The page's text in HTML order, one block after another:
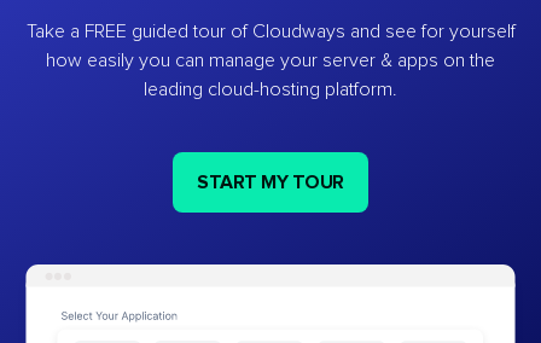
Take a FREE guided tour of Cloudways and see for yourself
how easily you can manage your server & apps on the
leading cloud-hosting platform.
START MY TOUR